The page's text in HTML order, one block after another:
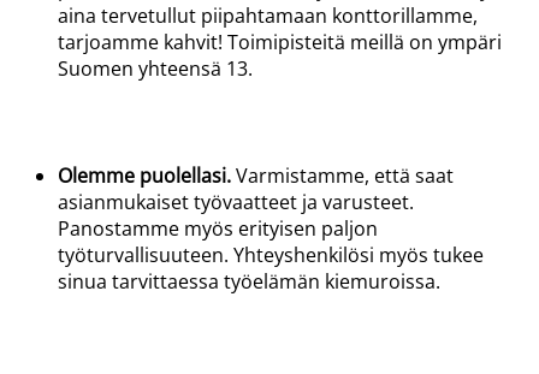
aina tervetullut piipahtamaan konttorillamme,
tarjoamme kahvit! Toimipisteitä meillä on ympäri
Suomen yhteensä 13.
Olemme puolellasi.Varmistamme, että saat
asianmukaiset työvaatteet ja varusteet.
Panostamme myös erityisen paljon
työturvallisuuteen. Yhteyshenkilösi myös tukee
sinua tarvittaessa työelämän kiemuroissa.